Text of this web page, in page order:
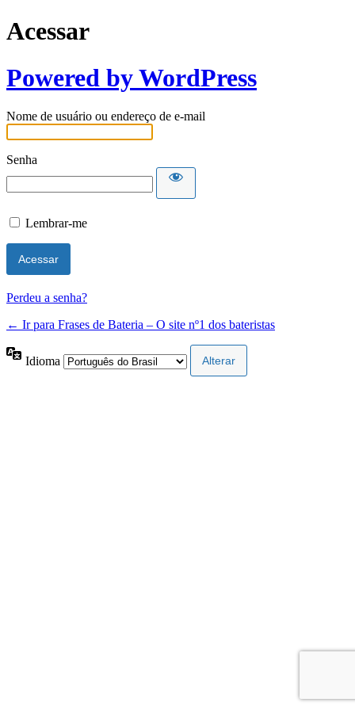
Acessar
Powered by WordPress
Nome de usuário ou endereço de e-mail
Senha
Lembrar-me
Perdeu a senha?
← Ir para Frases de Bateria – O site nº1 dos bateristas
Idioma